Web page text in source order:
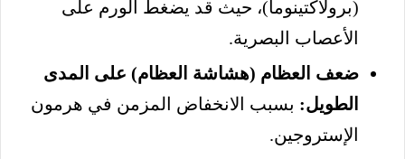
(برولاكتينوما)، حيث قد يضغط الورم على
الأعصاب البصرية.
ضعف العظام (هشاشة العظام) على المدى
الطويل: بسبب الانخفاض المزمن في هرمون
الإستروجين.